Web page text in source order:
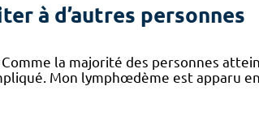
à d’autres personnes
la majorité des personnes
Mon lymphœdème est apparu